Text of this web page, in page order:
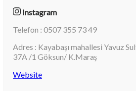
Instagram
Telefon : 0507 355 73 49
Adres : Kayabaşı mahallesi Yavuz
37A /1 Göksun/ K.Maraş
Website